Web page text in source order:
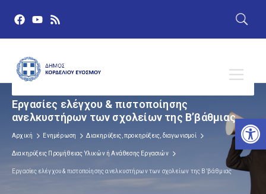
Εργασίες ελέγχου & πιστοποίησης
ανελκυστήρων των σχολείων της B’βάθμιας
Αρχική Ενημέρωση Διακηρύξεις, προκηρύξεις, διαγωνισμοί
Διακηρύξεις Προμήθειας Υλικών ή Ανάθεσης Εργασιών
Εργασίες ελέγχου & πιστοποίησης ανελκυστήρων των σχολείων της B’βάθμιας